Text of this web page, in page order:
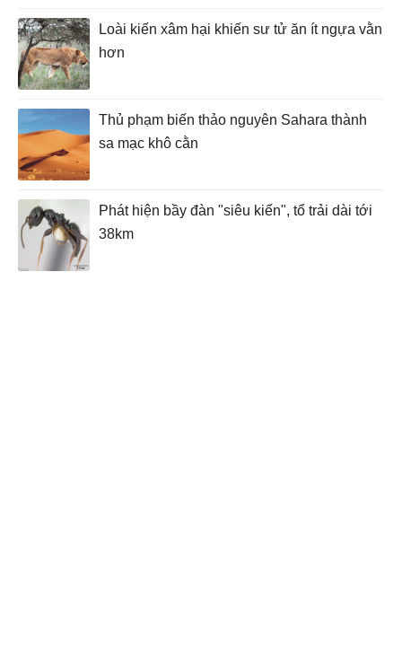
Loài kiến xâm hại khiến sư tử ăn ít ngựa vằn
hơn
Thủ phạm biến thảo nguyên Sahara thành
sa mạc khô cằn
Phát hiện bầy đàn "siêu kiến", tổ trải dài tới
38km